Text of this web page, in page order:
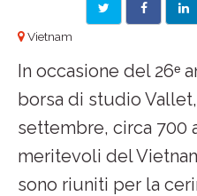
Vietnam
In occasione del 26ᵉ
borsa di studio
settembre, circa 700
meritevoli del
sono riuniti per la